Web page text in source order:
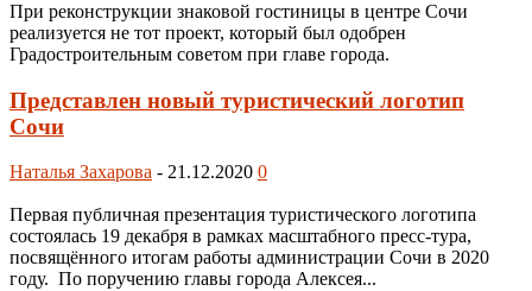
При реконструкции знаковой гостиницы в центре Сочи
реализуется не тот проект, который был одобрен
Градостроительным советом при главе города.
Представлен новый туристический логотип
Сочи
Наталья Захарова - 21.12.2020 0
Первая публичная презентация туристического логотипа
состоялась 19 декабря в рамках масштабного пресс-тура,
посвящённого итогам работы администрации Сочи в 2020
году. По поручению главы города Алексея...